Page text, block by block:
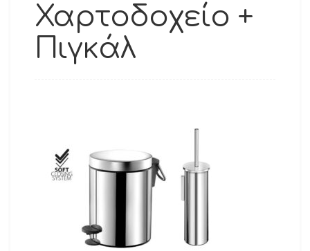
Χαρτοδοχείο +
Πιγκάλ